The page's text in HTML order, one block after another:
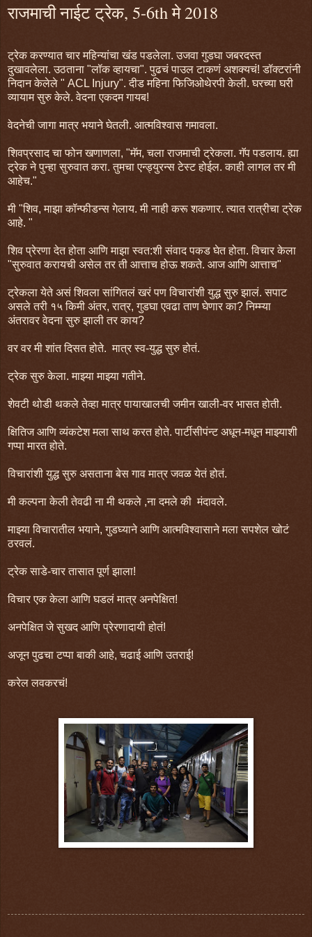
राजमाची नाईट ट्रेक, 5-6th मे 2018
ट्रेक करण्यात चार महिन्यांचा खंड पडलेला. उजवा गुडघा जबरदस्त
दुखावलेला. उठताना "लॉक व्हायचा". पुढचं पाउल टाकणं अशक्यचं! डॉक्टरांनी
निदान केलेले " ACL Injury". दीड महिना फिजिओथेरपी केली. घरच्या घरी
व्यायाम सुरु केले. वेदना एकदम गायब!
वेदनेची जागा मात्र भयाने घेतली. आत्मविश्वास गमावला.
शिवप्रसाद चा फोन खणाणला, "मॅम, चला राजमाची ट्रेकला. गॅप पडलाय. ह्या
ट्रेक ने पुन्हा सुरुवात करा. तुमचा एन्ड्युरन्स टेस्ट होईल. काही लागल तर मी
आहेच."
मी "शिव, माझा कॉन्फीडन्स गेलाय. मी नाही करू शकणार. त्यात रात्रीचा ट्रेक
आहे. "
शिव प्रेरणा देत होता आणि माझा स्वत:शी संवाद पकड घेत होता. विचार केला
"सुरुवात करायची असेल तर ती आत्ताच होऊ शकते. आज आणि आत्ताच"
ट्रेकला येते असं शिवला सांगितलं खरं पण विचारांशी युद्ध सुरु झालं. सपाट
असले तरी १५ किमी अंतर, रात्र, गुडघा एवढा ताण घेणार का? निम्म्या
अंतरावर वेदना सुरु झाली तर काय?
वर वर मी शांत दिसत होते. मात्र स्व-युद्ध सुरु होतं.
ट्रेक सुरु केला. माझ्या माझ्या गतीने.
शेवटी थोडी थकले तेव्हा मात्र पायाखालची जमीन खाली-वर भासत होती.
क्षितिज आणि व्यंकटेश मला साथ करत होते. पार्टीसीपंन्ट अधून-मधून माझ्याशी
गप्पा मारत होते.
विचारांशी युद्ध सुरु असताना बेस गाव मात्र जवळ येतं होतं.
मी कल्पना केली तेवढी ना मी थकले ,ना दमले की मंदावले.
माझ्या विचारातील भयाने, गुडघ्याने आणि आत्मविश्वासाने मला सपशेल खोटं
ठरवलं.
ट्रेक साडे-चार तासात पूर्ण झाला!
विचार एक केला आणि घडलं मात्र अनपेक्षित!
अनपेक्षित जे सुखद आणि प्रेरणादायी होतं!
अजून पुढचा टप्पा बाकी आहे, चढाई आणि उतराई!
करेल लवकरचं!